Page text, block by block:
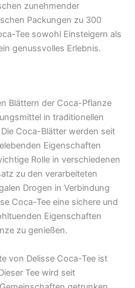
zunehmender
Packungen zu 300
Tee sowohl Einsteigern als
genussvolles Erlebnis.
Blättern der Coca-Pflanze
in traditionellen
Coca-Blätter werden seit
Eigenschaften
Rolle in verschiedenen
zu den verarbeiteten
Drogen in Verbindung
Coca-Tee eine sichere und
Eigenschaften
zu genießen.
von Delisse Coca-Tee ist
Tee wird seit